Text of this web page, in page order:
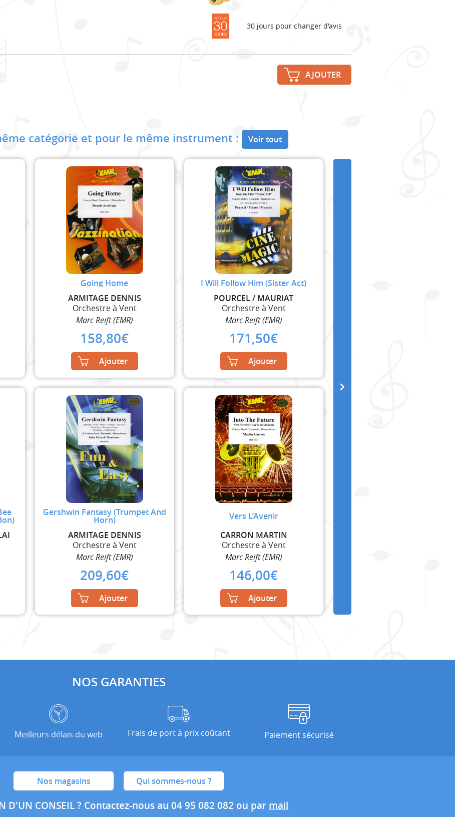
30 jours pour changer d'avis
AJOUTER
catégorie et pour le même instrument : Voir tout
Going Home
ARMITAGE DENNIS
Orchestre à Vent
Marc Reift (EMR)
158,80€
Ajouter
I Will Follow Him (Sister Act)
POURCEL / MAURIAT
Orchestre à Vent
Marc Reift (EMR)
171,50€
Ajouter
Gershwin Fantasy (Trumpet And
Horn)
ARMITAGE DENNIS
Orchestre à Vent
Marc Reift (EMR)
209,60€
Ajouter
Vers L’Avenir
CARRON MARTIN
Orchestre à Vent
Marc Reift (EMR)
146,00€
Ajouter
NOS GARANTIES
Meilleurs délais du web Frais de port à prix coûtant Paiement sécurisé
Nos magasins Qui sommes-nous ?
D'UN CONSEIL ? Contactez-nous au 04 95 082 082 ou par mail